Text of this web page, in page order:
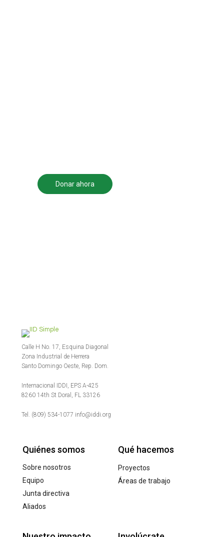
Donar ahora
Calle H No. 17, Esquina Diagonal
Zona Industrial de Herrera
Santo Domingo Oeste, Rep. Dom.
Internacional IDDI, EPS A-425
8260 14th St Doral, FL 33126
Tel. (809) 534-1077 info@iddi.org
Quiénes somos
Sobre nosotros
Equipo
Junta directiva
Aliados
Qué hacemos
Proyectos
Áreas de trabajo